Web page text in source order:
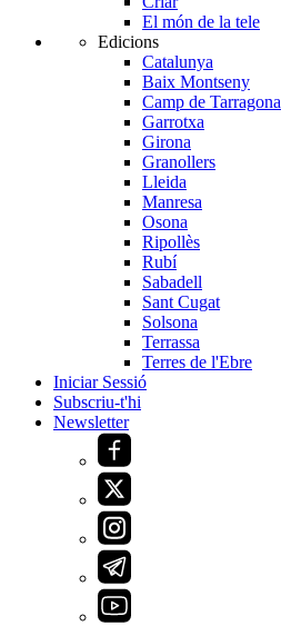
El món de la tele
Edicions
Catalunya
Baix Montseny
Camp de Tarragona
Garrotxa
Girona
Granollers
Lleida
Manresa
Osona
Ripollès
Rubí
Sabadell
Sant Cugat
Solsona
Terrassa
Terres de l'Ebre
Iniciar Sessió
Subscriu-t'hi
Newsletter